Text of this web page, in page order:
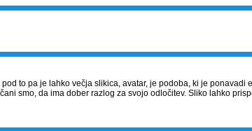
to pa je lahko večja slikica, avatar, je podoba, ki je
smo, da ima dober razlog za svojo odločitev. Sliko lahko